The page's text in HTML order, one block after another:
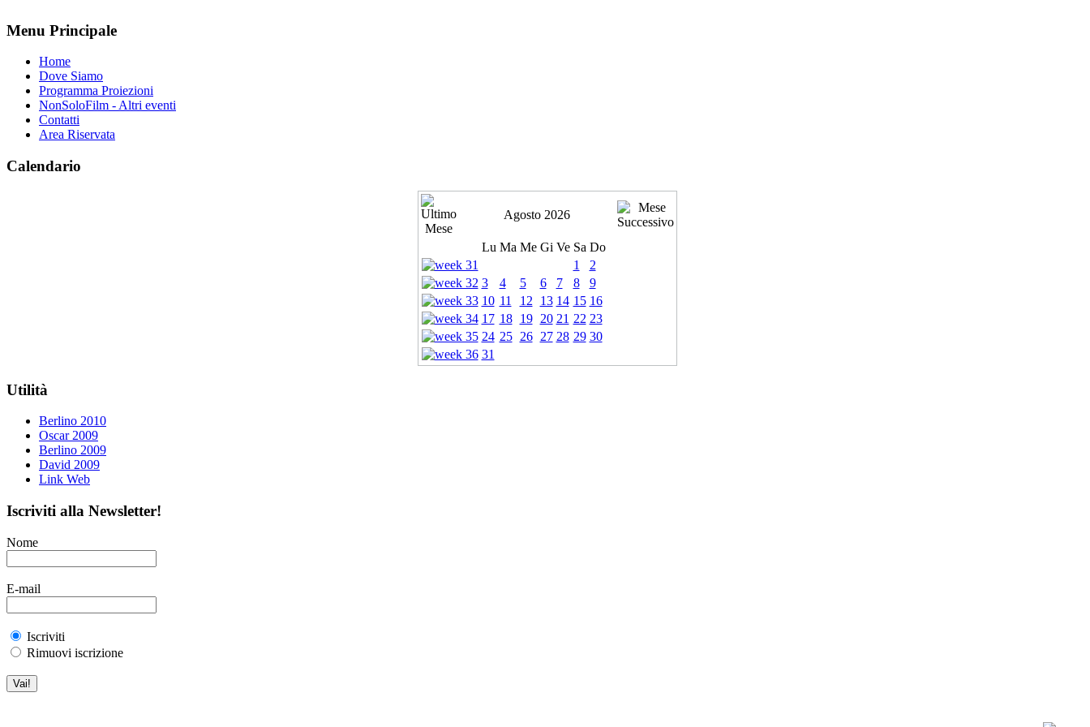
Menu Principale
Home
Dove Siamo
Programma Proiezioni
NonSoloFilm - Altri eventi
Contatti
Area Riservata
Calendario
Agosto 2026
Lu Ma Me Gi Ve Sa Do
1
2
3
4 5 6 7 8
9
10 11 12 13 14 15 16
17 18 19 20 21 22 23
24 25 26 27 28 29 30
31
Utilità
Berlino 2010
Oscar 2009
Berlino 2009
David 2009
Link Web
Iscriviti alla Newsletter!
Nome
E-mail
Iscriviti
Rimuovi iscrizione